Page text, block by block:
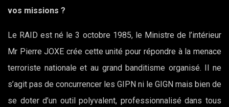
vos missions ?
Le RAID est né le 3 octobre 1985, le Ministre de l’intérieur
Mr Pierre JOXE crée cette unité pour répondre à la menace
terroriste nationale et au grand banditisme organisé. Il ne
s’agit pas de concurrencer les GIPN ni le GIGN mais bien de
se doter d’un outil polyvalent, professionnalisé dans tous